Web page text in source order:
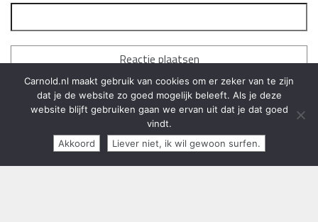
Deze site gebruikt Akismet om spam te verminderen.Bekijk
hoe je reactie gegevens worden verwerkt.
Carnold.nl maakt gebruik van cookies om er zeker van te zijn
dat je de website zo goed mogelijk beleeft. Als je deze
website blijft gebruiken gaan we ervan uit dat je dat goed
vindt.
Akkoord
Liever niet, ik wil gewoon surfen.